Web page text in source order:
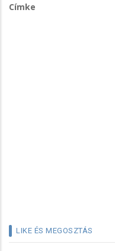
Címke
LIKE ÉS MEGOSZTÁS